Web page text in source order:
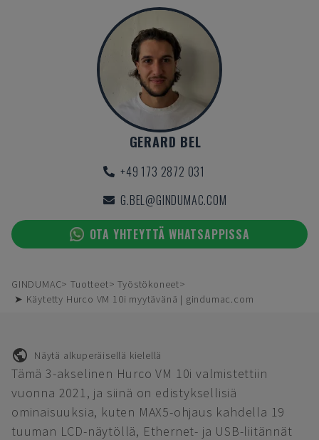
GERARD BEL
+49 173 2872 031
G.BEL@GINDUMAC.COM
OTA YHTEYTTÄ WHATSAPPISSA
GINDUMAC Tuotteet
Työstökoneet
➤ Käytetty Hurco VM 10i myytävänä | gindumac.com
Näytä alkuperäisellä kielellä
Tämä 3-akselinen Hurco VM 10i valmistettiin
vuonna 2021, ja siinä on edistyksellisiä
ominaisuuksia, kuten MAX5-ohjaus kahdella 19
tuuman LCD-näytöllä, Ethernet- ja USB-liitännät